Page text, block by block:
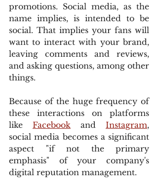
promotions. Social media, as the
name implies, is intended to be
social. That implies your fans will
want to interact with your brand,
leaving comments and reviews,
and asking questions, among other
things.
Because of the huge frequency of
these interactions on platforms
like Facebook and Instagram,
social media becomes a significant
aspect "if not the primary
emphasis" of your company's
digital reputation management.